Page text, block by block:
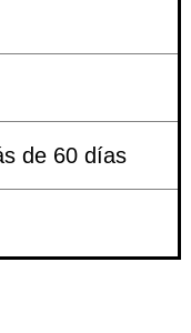
de 60 días